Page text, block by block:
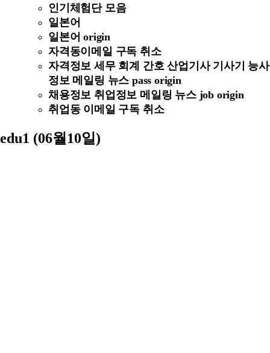
인기체험단 모음
일본어
일본어 origin
자격동이메일 구독 취소
자격정보 세무 회계 간호 산업기사 기사기 능사
정보 메일링 뉴스 pass origin
채용정보 취업정보 메일링 뉴스 job origin
취업동 이메일 구독 취소
edu1 (06월10일)